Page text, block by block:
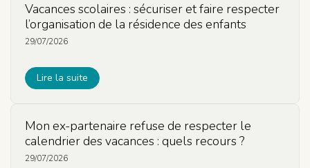
Vacances scolaires : sécuriser et faire respecter
l’organisation de la résidence des enfants
29/07/2026
Lire la suite
Mon ex-partenaire refuse de respecter le
calendrier des vacances : quels recours ?
29/07/2026